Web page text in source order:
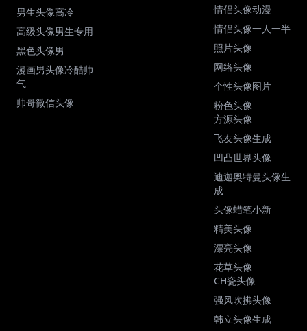
男生头像高冷
高级头像男生专用
黑色头像男
漫画男头像冷酷帅
气
帅哥微信头像
情侣头像动漫
情侣头像一人一半
照片头像
网络头像
个性头像图片
粉色头像
方源头像
飞友头像生成
凹凸世界头像
迪迦奥特曼头像生
成
头像蜡笔小新
精美头像
漂亮头像
花草头像
CH瓷头像
强风吹拂头像
韩立头像生成